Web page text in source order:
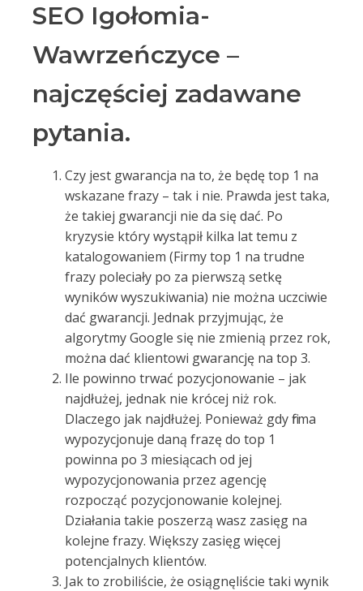
SEO Igołomia-
Wawrzeńczyce –
najczęściej zadawane
pytania.
Czy jest gwarancja na to, że będę top 1 na
wskazane frazy – tak i nie. Prawda jest taka,
że takiej gwarancji nie da się dać. Po
kryzysie który wystąpił kilka lat temu z
katalogowaniem (Firmy top 1 na trudne
frazy poleciały po za pierwszą setkę
wyników wyszukiwania) nie można uczciwie
dać gwarancji. Jednak przyjmując, że
algorytmy Google się nie zmienią przez rok,
można dać klientowi gwarancję na top 3.
Ile powinno trwać pozycjonowanie – jak
najdłużej, jednak nie krócej niż rok.
Dlaczego jak najdłużej. Ponieważ gdy firma
wypozycjonuje daną frazę do top 1
powinna po 3 miesiącach od jej
wypozycjonowania przez agencję
rozpocząć pozycjonowanie kolejnej.
Działania takie poszerzą wasz zasięg na
kolejne frazy. Większy zasięg więcej
potencjalnych klientów.
Jak to zrobiliście, że osiągnęliście taki wynik